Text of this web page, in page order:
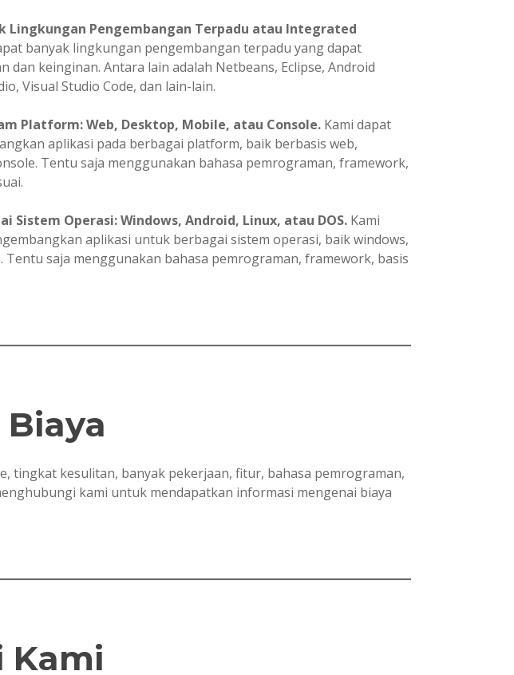
Lingkungan Pengembangan Terpadu atau Integrated
banyak lingkungan pengembangan terpadu yang dapat
dan keinginan. Antara lain adalah Netbeans, Eclipse, Android
Visual Studio Code, dan lain-lain.
Platform: Web, Desktop, Mobile, atau Console.Kami dapat
aplikasi pada berbagai platform, baik berbasis web,
Tentu saja menggunakan bahasa pemrograman, framework,
Sistem Operasi: Windows, Android, Linux, atau DOS.Kami
aplikasi untuk berbagai sistem operasi, baik windows,
Tentu saja menggunakan bahasa pemrograman, framework, basis
tingkat kesulitan, banyak pekerjaan, fitur, bahasa pemrograman,
kami untuk mendapatkan informasi mengenai biaya
Kami